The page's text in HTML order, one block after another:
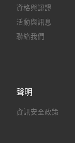
資格與認證
活動與訊息
聯絡我們
聲明
資訊安全政策